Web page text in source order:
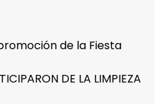
de la Fiesta
DE LA LIMPIEZA